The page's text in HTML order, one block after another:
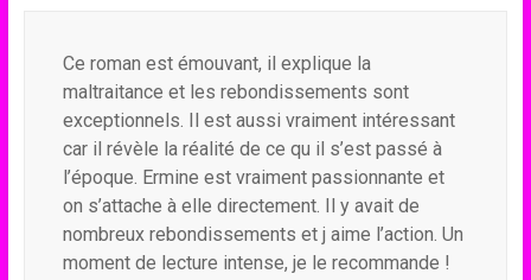
Ce roman est émouvant, il explique la
maltraitance et les rebondissements sont
exceptionnels. Il est aussi vraiment intéressant
car il révèle la réalité de ce qu il s’est passé à
l’époque. Ermine est vraiment passionnante et
on s’attache à elle directement. Il y avait de
nombreux rebondissements et j aime l’action. Un
moment de lecture intense, je le recommande !